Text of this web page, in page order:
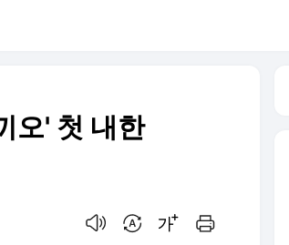
오' 첫 내한